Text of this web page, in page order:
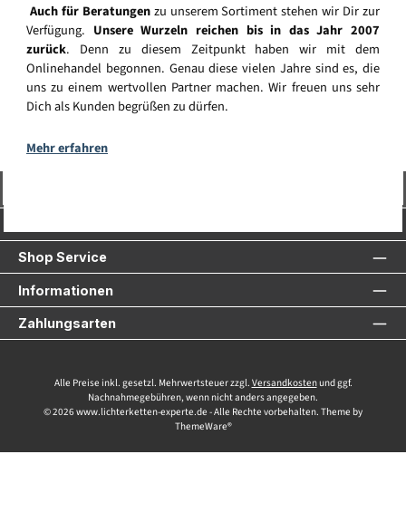
Auch für Beratungenzu unserem Sortiment stehen wir Dir zur
Verfügung. Unsere Wurzeln reichen bis in das Jahr 2007
zurück. Denn zu diesem Zeitpunkt haben wir mit dem
Onlinehandel begonnen. Genau diese vielen Jahre sind es, die
uns zu einem wertvollen Partner machen. Wir freuen uns sehr
Dich als Kunden begrüßen zu dürfen.
Mehr erfahren
Shop Service
Informationen
Zahlungsarten
Alle Preise inkl. gesetzl. Mehrwertsteuer zzgl. Versandkostenund ggf.
Nachnahmegebühren, wenn nicht anders angegeben.
© 2026 www.lichterketten-experte.de - Alle Rechte vorbehalten. Theme by
ThemeWare®